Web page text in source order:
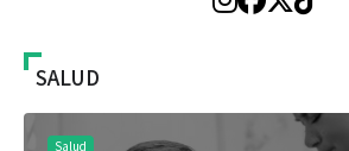
SALUD
Salud